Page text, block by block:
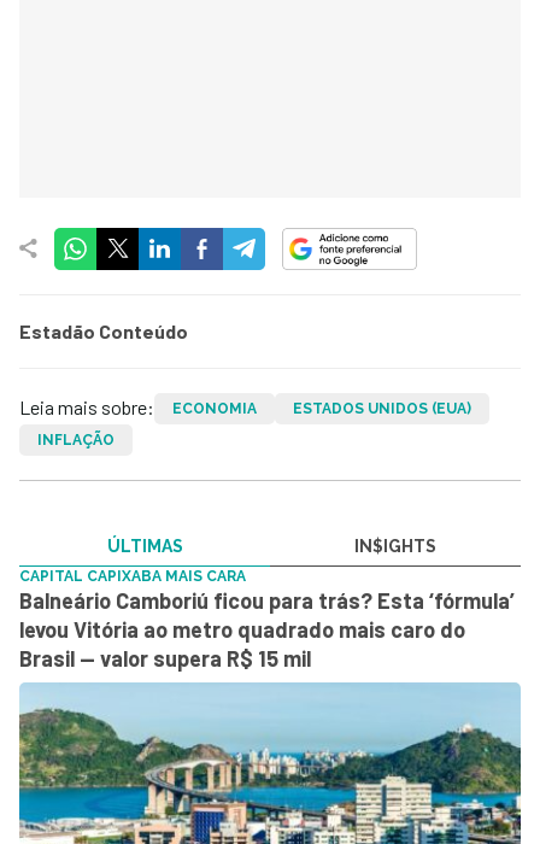
Estadão Conteúdo
Leia mais sobre: ECONOMIA
ESTADOS UNIDOS (EUA)
INFLAÇÃO
ÚLTIMAS IN$IGHTS
CAPITAL CAPIXABA MAIS CARA
Balneário Camboriú ficou para trás? Esta ‘fórmula’
levou Vitória ao metro quadrado mais caro do
Brasil — valor supera R$ 15 mil